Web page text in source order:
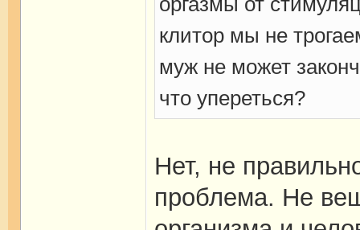
клитор мы не
муж не может
что упереться?
Нет, не
проблема. Не